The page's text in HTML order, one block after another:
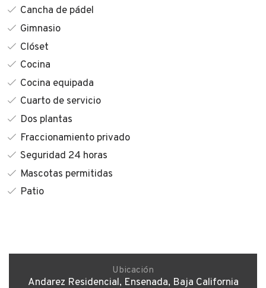
Cancha de pádel
Gimnasio
Clóset
Cocina
Cocina equipada
Cuarto de servicio
Dos plantas
Fraccionamiento privado
Seguridad 24 horas
Mascotas permitidas
Patio
Ubicación
Andarez Residencial, Ensenada, Baja California